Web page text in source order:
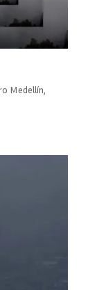
Medellín